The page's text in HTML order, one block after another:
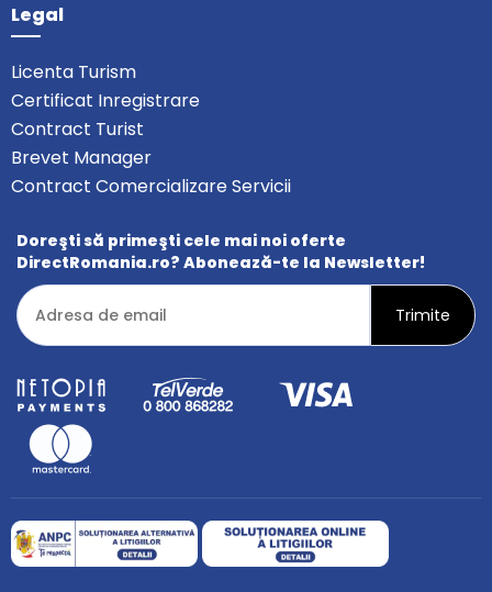
Legal
Licenta Turism
Certificat Inregistrare
Contract Turist
Brevet Manager
Contract Comercializare Servicii
Doreşti să primeşti cele mai noi oferte
DirectRomania.ro? Abonează-te la Newsletter!